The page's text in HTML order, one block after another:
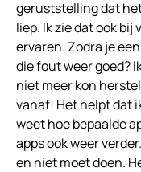
geruststelling dat
liep. Ik zie dat ook
ervaren. Zodra je
die fout weer goed?
niet meer kon
vanaf! Het helpt dat
weet hoe bepaalde
apps ook weer
en niet moet doen.